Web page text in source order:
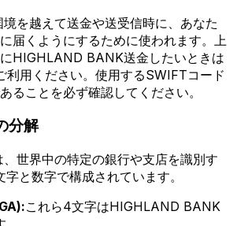
を越えて送金や送受信時に、あなた
届くようにするために使われます。上
HIGHLAND BANK送金したいときは
用ください。使用するSWIFTコード
ることを必ず確認してください。
分解
世界中の特定の銀行や支店を識別す
と数字で構成されています。
これら4文字はHIGHLAND BANK